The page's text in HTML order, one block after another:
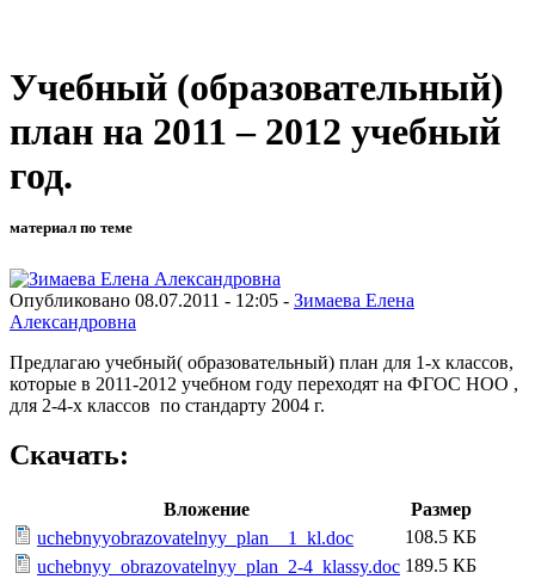
Учебный (образовательный)
план на 2011 – 2012 учебный
год.
материал по теме
Опубликовано 08.07.2011 - 12:05 - Зимаева Елена
Александровна
Предлагаю учебный( образовательный) план для 1-х классов,
которые в 2011-2012 учебном году переходят на ФГОС НОО ,
для 2-4-х классов по стандарту 2004 г.
Скачать:
Вложение
Размер
uchebnyyobrazovatelnyy_plan__1_kl.doc
108.5 КБ
uchebnyy_obrazovatelnyy_plan_2-4_klassy.doc 189.5 КБ